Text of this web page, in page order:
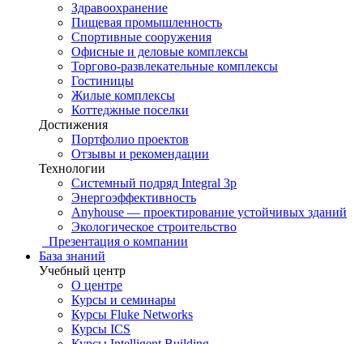
Здравоохранение
Пищевая промышленность
Спортивные сооружения
Офисные и деловые комплексы
Торгово-развлекательные комплексы
Гостиницы
Жилые комплексы
Коттеджные поселки
Достижения
Портфолио проектов
Отзывы и рекомендации
Технологии
Системный подряд Integral 3p
Энергоэффективность
Anyhouse — проектирование устойчивых зданий
Экологическое строительство
Презентация о компании
База знаний
Учебный центр
О центре
Курсы и семинары
Курсы Fluke Networks
Курсы ICS